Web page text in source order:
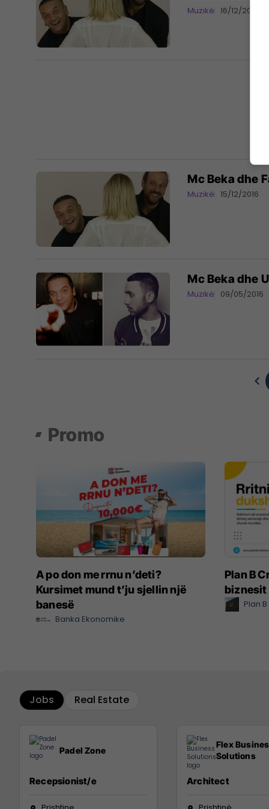
Muzikë 16/12/2016
Mc Beka dhe
Muzikë 15/12/2016
Mc Beka dhe
Muzikë 09/05/2016
Promo
A po don me rrnu n’deti?
Kursimet mund t’ju sjellin një
banesë
Banka Ekonomike
Plan B
biznesit
Plan B
Jobs Real Estate
Padel Zone
Recepsionist/e
Flex
Solutions
Architect